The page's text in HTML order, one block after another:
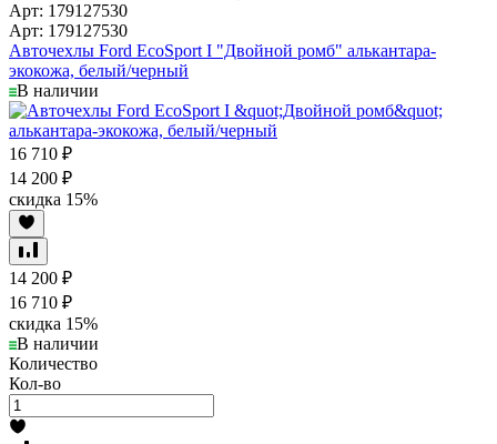
Арт: 179127530
Арт: 179127530
Авточехлы Ford EcoSport I "Двойной ромб" алькантара-
экокожа, белый/черный
В наличии
16 710 ₽
14 200 ₽
скидка 15%
14 200 ₽
16 710 ₽
скидка 15%
В наличии
Количество
Кол-во